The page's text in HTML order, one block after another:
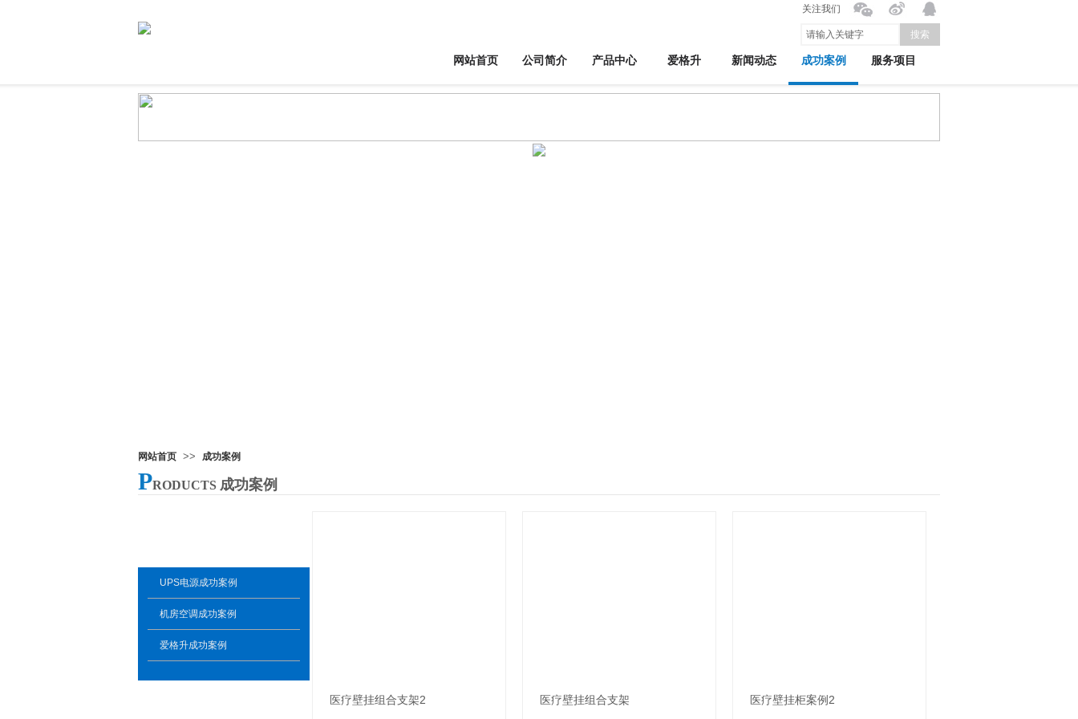
网站首页 公司简介 产品中心 爱格升 新闻动态 成功案例 服务项目
关注我们
搜索
网站首页 >> 成功案例
PRODUCTS 成功案例
医疗壁挂组合支架2 医疗壁挂组合支架 医疗壁挂柜案例2
UPS电源成功案例
机房空调成功案例
爱格升成功案例